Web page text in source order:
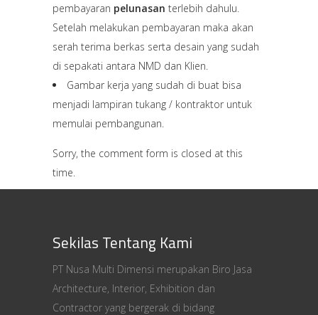
pembayaran pelunasan terlebih dahulu.
Setelah melakukan pembayaran maka akan
serah terima berkas serta desain yang sudah
di sepakati antara NMD dan Klien.
Gambar kerja yang sudah di buat bisa
menjadi lampiran tukang / kontraktor untuk
memulai pembangunan.
Sorry, the comment form is closed at this
time.
Sekilas Tentang Kami
PT Nusa Multi Dimensi merupakan Biro Jasa
Architecture, Interior, Exhibition dan
Contractor yang bergerak di bidang